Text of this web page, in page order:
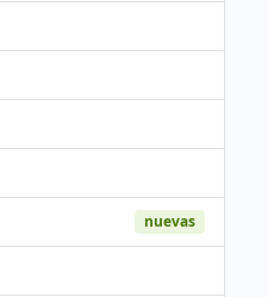
nuevas